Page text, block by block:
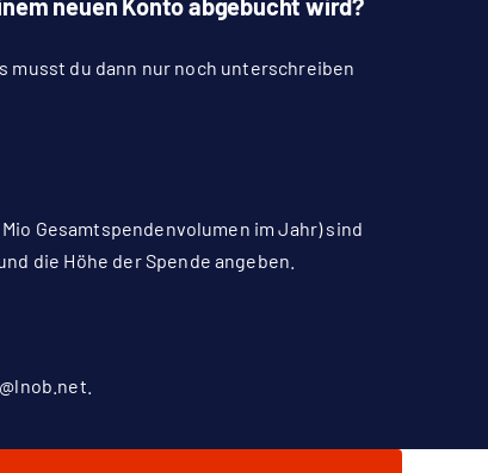
musst du dann nur noch unterschreiben
Gesamtspendenvolumen im Jahr) sind
die Höhe der Spende angeben.